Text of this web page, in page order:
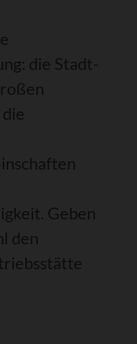
die Stadt-
Geben
den